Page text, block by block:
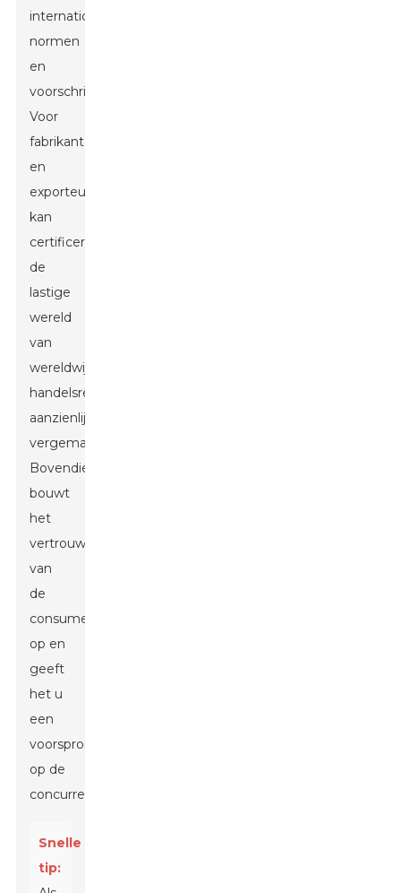
internationale
normen
en
voorschriften.
Voor
fabrikanten
en
exporteurs
kan
certificering
de
lastige
wereld
van
wereldwijde
handelsregels
aanzienlijk
vergemakkelijken.
Bovendien
bouwt
het
vertrouwen
van
de
consument
op en
geeft
het u
een
voorsprong
op de
concurrentie.
Snelle
tip: